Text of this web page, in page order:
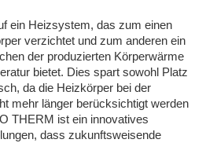
ein Heizsystem, das zum einen
verzichtet und zum anderen ein
der produzierten Körperwärme
bietet. Dies spart sowohl Platz
da die Heizkörper bei der
mehr länger berücksichtigt werden
THERM ist ein innovatives
dass zukunftsweisende